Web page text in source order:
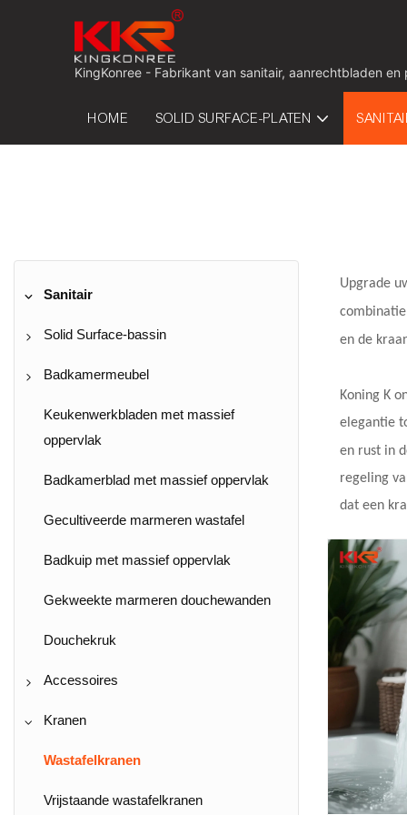
KingKonree - Fabrikant van sanitair, aanrechtbladen
HOME SOLID SURFACE-PLATEN
Sanitair
Solid Surface-bassin
Wandmontage wastafel
Boven het aanrechtbassin
oppervlak
Wudu Wash Basin
ADA-conforme wastafel
Lange wastafel
Badkamermeubel
Wandhangende wastafelmeubel
Keukenwerkbladen met massief
oppervlak
Badkamerblad met massief oppervlak
Gecultiveerde marmeren wastafel
Badkuip met massief oppervlak
Gekweekte marmeren douchewanden
Douchekruk
Accessoires
Badbak
Elektrisch handdoekenrek
Handdoekenrek
Kranen
Wastafelkranen
Vrijstaande wastafelkranen
Upgrade
en de
Koning K
elegantie
en rust in
regeling
dat een